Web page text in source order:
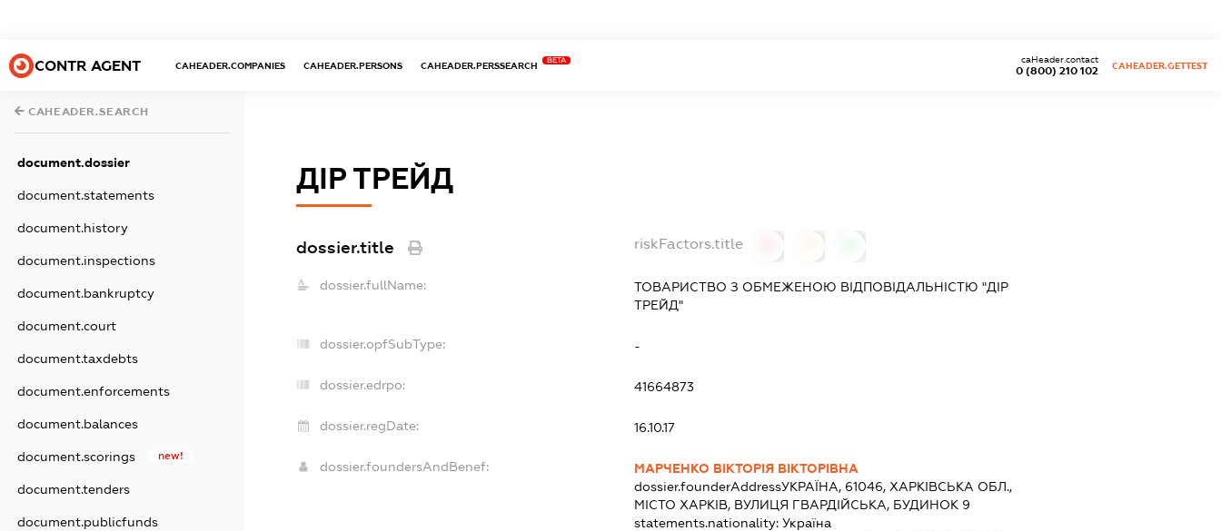
CONTR AGENT CAHEADER.COMPANIES CAHEADER.PERSONS CAHEADER.PERSSEARCH
BETA
0 (800) 210 102
caHeader.contact
CAHEADER.GETTEST
CAHEADER.SEARCH
document.dossier
document.statements
document.history
document.inspections
document.bankruptcy
document.court
document.taxdebts
document.enforcements
document.balances
document.scorings new!
document.tenders
document.publicfunds
ДІР ТРЕЙД
dossier.title riskFactors.title
dossier.fullName:
ТОВАРИСТВО З ОБМЕЖЕНОЮ ВІДПОВІДАЛЬНІСТЮ "ДІР
ТРЕЙД"
dossier.opfSubType: -
dossier.edrpo: 41664873
dossier.regDate: 16.10.17
dossier.foundersAndBenef:
МАРЧЕНКО ВІКТОРІЯ ВІКТОРІВНА
dossier.founderAddressУКРАЇНА, 61046, ХАРКІВСЬКА ОБЛ.,
МІСТО ХАРКІВ, ВУЛИЦЯ ГВАРДІЙСЬКА, БУДИНОК 9
statements.nationality: Україна